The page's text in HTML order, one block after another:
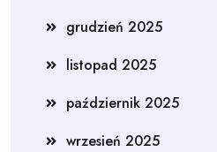
grudzień 2025
listopad 2025
październik 2025
wrzesień 2025